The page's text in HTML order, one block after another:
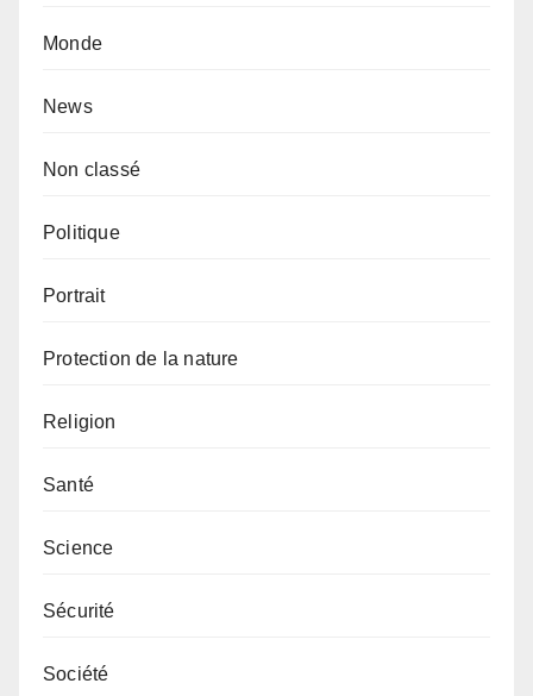
Monde
News
Non classé
Politique
Portrait
Protection de la nature
Religion
Santé
Science
Sécurité
Société